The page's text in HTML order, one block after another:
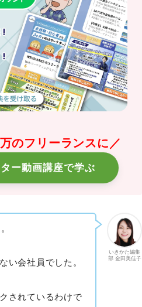
のフリーランスに／
ター動画講座で学ぶ
いきかた編集
部 金田美佳子
い会社員でした。
されているわけで